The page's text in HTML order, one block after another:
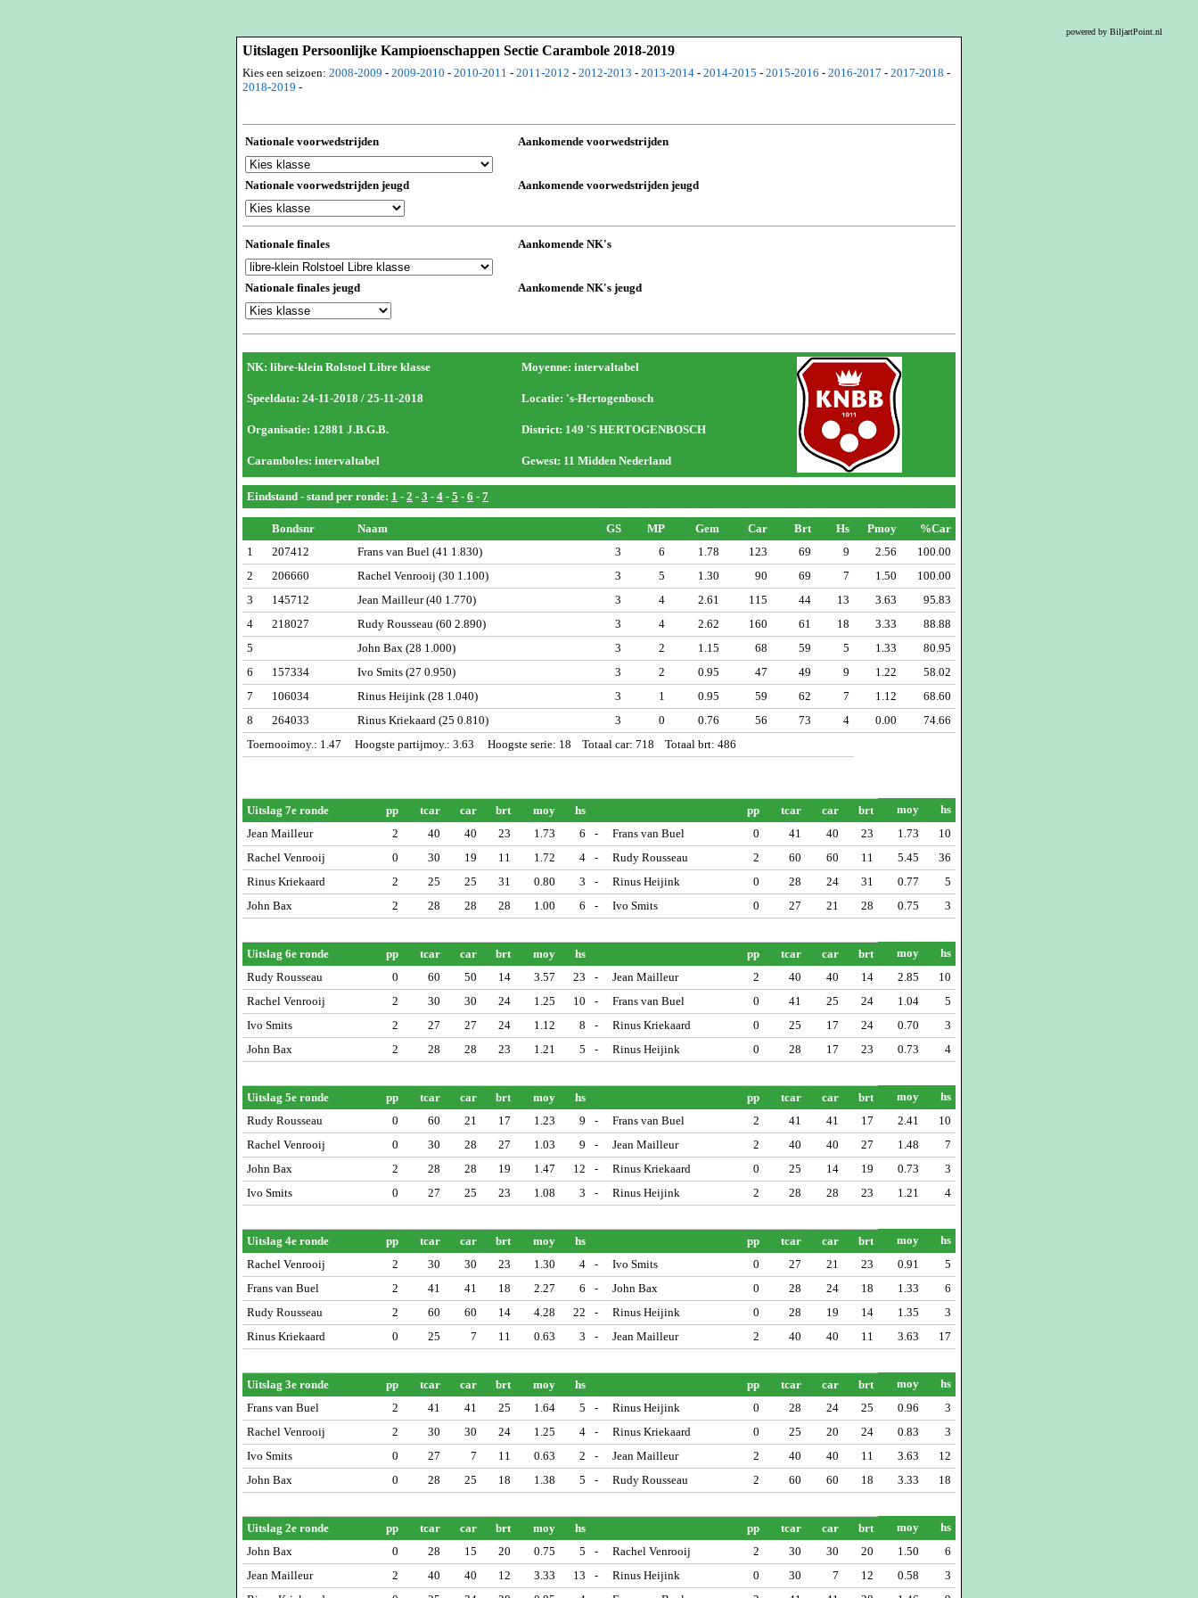
powered by BiljartPoint.nl
Uitslagen Persoonlijke Kampioenschappen Sectie Carambole 2018-2019
Kies een seizoen: 2008-2009 - 2009-2010 - 2010-2011 - 2011-2012 - 2012-2013 - 2013-2014 - 2014-2015 - 2015-2016 - 2016-2017 - 2017-2018 -
2018-2019 -
Nationale voorwedstrijden Aankomende voorwedstrijden
Nationale voorwedstrijden jeugd Aankomende voorwedstrijden jeugd
Nationale finales Aankomende NK's
Nationale finales jeugd Aankomende NK's jeugd
NK: libre-klein Rolstoel Libre klasse Moyenne: intervaltabel
Speeldata: 24-11-2018 / 25-11-2018 Locatie: 's-Hertogenbosch
Organisatie: 12881 J.B.G.B. District: 149 'S HERTOGENBOSCH
Caramboles: intervaltabel Gewest: 11 Midden Nederland
Eindstand - stand per ronde: 1 - 2 - 3 - 4 - 5 - 6 - 7
Bondsnr Naam GS MP Gem Car Brt Hs Pmoy
%Car
1
207412 Frans van Buel (41 1.830) 3 6 1.78 123 69 9 2.56
100.00
2
206660 Rachel Venrooij (30 1.100) 3 5 1.30 90 69 7 1.50
100.00
3
145712 Jean Mailleur (40 1.770) 3 4 2.61 115 44 13 3.63
95.83
4
218027 Rudy Rousseau (60 2.890) 3 4 2.62 160 61 18 3.33
88.88
5
John Bax (28 1.000) 3 2 1.15 68 59 5 1.33
80.95
6
157334 Ivo Smits (27 0.950) 3 2 0.95 47 49 9 1.22
58.02
7
106034 Rinus Heijink (28 1.040) 3 1 0.95 59 62 7 1.12
68.60
8
264033 Rinus Kriekaard (25 0.810) 3 0 0.76 56 73 4 0.00
74.66
Toernooimoy.: 1.47 Hoogste partijmoy.: 3.63 Hoogste serie: 18 Totaal car: 718 Totaal brt: 486
Uitslag 7e ronde pp tcar car brt moy hs pp tcar car brt moy
hs
Jean Mailleur
2 40 40 23 1.73 6 - Frans van Buel 0 41 40 23 1.73
10
Rachel Venrooij
0 30 19 11 1.72 4 - Rudy Rousseau 2 60 60 11 5.45
36
Rinus Kriekaard
2 25 25 31 0.80 3 - Rinus Heijink 0 28 24 31 0.77
5
John Bax
2 28 28 28 1.00 6 - Ivo Smits 0 27 21 28 0.75 3
Uitslag 6e ronde pp tcar car brt moy hs pp tcar car brt moy
hs
Rudy Rousseau
0 60 50 14 3.57 23 - Jean Mailleur 2 40 40 14 2.85
10
Rachel Venrooij
2 30 30 24 1.25 10 - Frans van Buel 0 41 25 24 1.04
5
Ivo Smits
2 27 27 24 1.12 8 - Rinus Kriekaard 0 25 17 24 0.70
3
John Bax
2 28 28 23 1.21 5 - Rinus Heijink 0 28 17 23 0.73 4
Uitslag 5e ronde pp tcar car brt moy hs pp tcar car brt moy
hs
Rudy Rousseau
0 60 21 17 1.23 9 - Frans van Buel 2 41 41 17 2.41
10
Rachel Venrooij
0 30 28 27 1.03 9 - Jean Mailleur 2 40 40 27 1.48
7
John Bax
2 28 28 19 1.47 12 - Rinus Kriekaard 0 25 14 19 0.73
3
Ivo Smits
0 27 25 23 1.08 3 - Rinus Heijink 2 28 28 23 1.21 4
Uitslag 4e ronde pp tcar car brt moy hs pp tcar car brt moy
hs
Rachel Venrooij
2 30 30 23 1.30 4 - Ivo Smits 0 27 21 23 0.91
5
Frans van Buel
2 41 41 18 2.27 6 - John Bax 0 28 24 18 1.33
6
Rudy Rousseau
2 60 60 14 4.28 22 - Rinus Heijink 0 28 19 14 1.35
3
Rinus Kriekaard
0 25 7 11 0.63 3 - Jean Mailleur 2 40 40 11 3.63 17
Uitslag 3e ronde pp tcar car brt moy hs pp tcar car brt moy
hs
Frans van Buel
2 41 41 25 1.64 5 - Rinus Heijink 0 28 24 25 0.96
3
Rachel Venrooij
2 30 30 24 1.25 4 - Rinus Kriekaard 0 25 20 24 0.83
3
Ivo Smits
0 27 7 11 0.63 2 - Jean Mailleur 2 40 40 11 3.63
12
John Bax
0 28 25 18 1.38 5 - Rudy Rousseau 2 60 60 18 3.33 18
Uitslag 2e ronde pp tcar car brt moy hs pp tcar car brt moy
hs
John Bax
0 28 15 20 0.75 5 - Rachel Venrooij 2 30 30 20 1.50
6
Jean Mailleur
2 40 40 12 3.33 13 - Rinus Heijink 0 30 7 12 0.58
3